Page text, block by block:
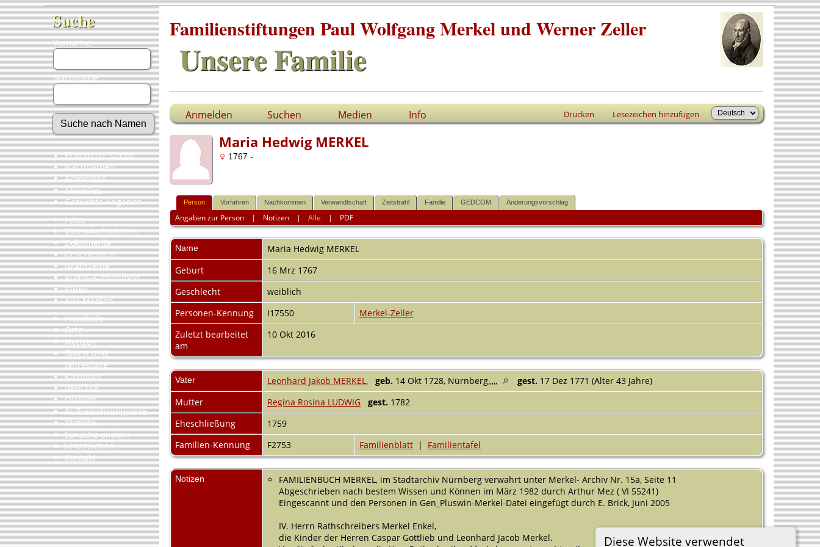
Suche
Vorname:
Nachname:
Erweiterte Suche
Nachnamen
Anmelden
Aktuelles
Gesuchte Angaben
Fotos
Video-Aufnahmen
Dokumente
Geschichten
Grabsteine
Audio-Aufnahmen
Alben
Alle Medien
Friedhöfe
Orte
Notizen
Daten und
Jahrestage
Kalender
Berichte
Quellen
Aufbewahrungsorte
Statistik
Sprache ändern
Lesezeichen
Kontakt
Familienstiftungen Paul Wolfgang Merkel und Werner Zeller
Unsere Familie
Anmelden Suchen Medien Info Drucken Lesezeichen hinzufügen
Diese Website verwendet
Maria Hedwig MERKEL
1767 -
Person Vorfahren Nachkommen Verwandtschaft Zeitstrahl Familie GEDCOM Änderungsvorschlag
Angaben zur Person | Notizen |Alle | PDF
Name Maria Hedwig MERKEL
Geburt
16 Mrz 1767
Geschlecht
weiblich
Personen-Kennung
I17550
Merkel-Zeller
Zuletzt bearbeitet
am
10 Okt 2016
Vater Leonhard Jakob MERKEL, geb. 14 Okt 1728, Nürnberg,,,,, gest. 17 Dez 1771 (Alter 43 Jahre)
Mutter
Regina Rosina LUDWIG gest. 1782
Eheschließung
1759
Familien-Kennung
F2753 Familienblatt| Familientafel
Notizen
FAMILIENBUCH MERKEL, im Stadtarchiv Nürnberg verwahrt unter Merkel- Archiv Nr. 15a, Seite 11
Abgeschrieben nach bestem Wissen und Können im März 1982 durch Arthur Mez ( VI 55241)
Eingescannt und den Personen in Gen_Pluswin-Merkel-Datei eingefügt durch E. Brick, Juni 2005
IV. Herrn Rathschreibers Merkel Enkel,
die Kinder der Herren Caspar Gottlieb und Leonhard Jacob Merkel.